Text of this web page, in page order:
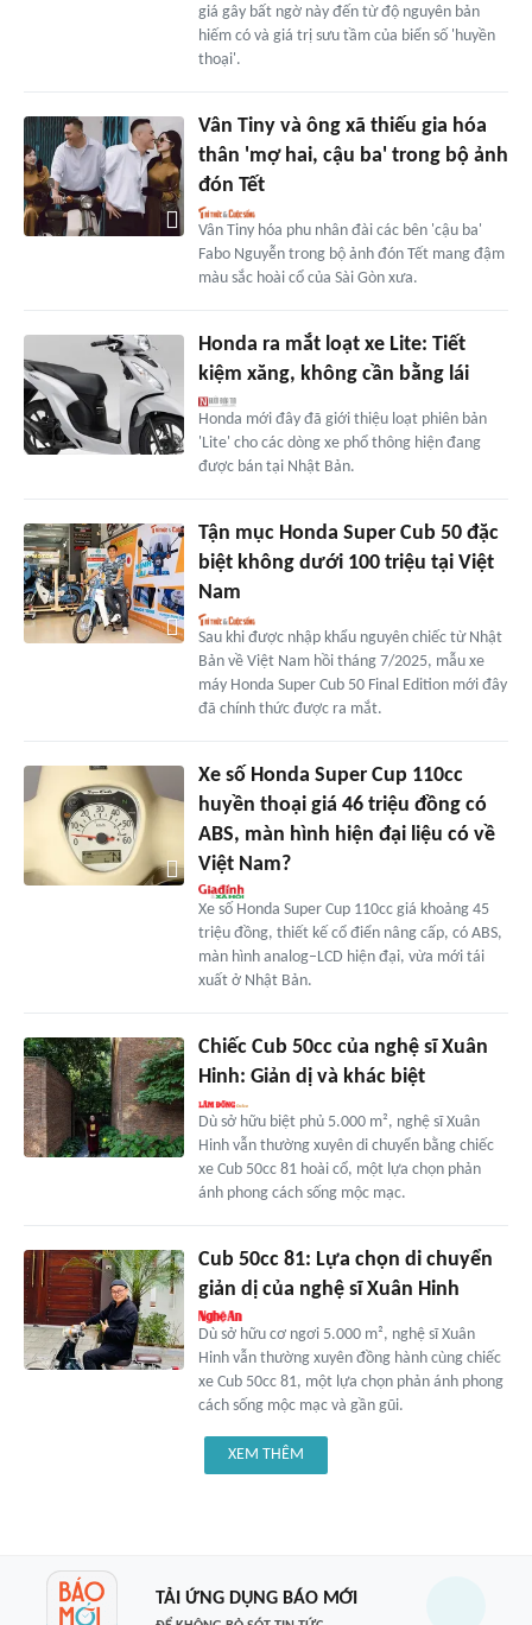
giá gây bất ngờ này đến từ độ nguyên bản
hiếm có và giá trị sưu tầm của biển số 'huyền
thoại'.
Vân Tiny và ông xã thiếu gia hóa
thân 'mợ hai, cậu ba' trong bộ ảnh
đón Tết
Vân Tiny hóa phu nhân đài các bên 'cậu ba'
Fabo Nguyễn trong bộ ảnh đón Tết mang đậm
màu sắc hoài cổ của Sài Gòn xưa.
Honda ra mắt loạt xe Lite: Tiết
kiệm xăng, không cần bằng lái
Honda mới đây đã giới thiệu loạt phiên bản
'Lite' cho các dòng xe phổ thông hiện đang
được bán tại Nhật Bản.
Tận mục Honda Super Cub 50 đặc
biệt không dưới 100 triệu tại Việt
Nam
Sau khi được nhập khẩu nguyên chiếc từ Nhật
Bản về Việt Nam hồi tháng 7/2025, mẫu xe
máy Honda Super Cub 50 Final Edition mới đây
đã chính thức được ra mắt.
Xe số Honda Super Cup 110cc
huyền thoại giá 46 triệu đồng có
ABS, màn hình hiện đại liệu có về
Việt Nam?
Xe số Honda Super Cup 110cc giá khoảng 45
triệu đồng, thiết kế cổ điển nâng cấp, có ABS,
màn hình analog–LCD hiện đại, vừa mới tái
xuất ở Nhật Bản.
Chiếc Cub 50cc của nghệ sĩ Xuân
Hinh: Giản dị và khác biệt
Dù sở hữu biệt phủ 5.000 m², nghệ sĩ Xuân
Hinh vẫn thường xuyên di chuyển bằng chiếc
xe Cub 50cc 81 hoài cổ, một lựa chọn phản
ánh phong cách sống mộc mạc.
Cub 50cc 81: Lựa chọn di chuyển
giản dị của nghệ sĩ Xuân Hinh
Dù sở hữu cơ ngơi 5.000 m², nghệ sĩ Xuân
Hinh vẫn thường xuyên đồng hành cùng chiếc
xe Cub 50cc 81, một lựa chọn phản ánh phong
cách sống mộc mạc và gần gũi.
XEM THÊM
TẢI ỨNG DỤNG BÁO MỚI